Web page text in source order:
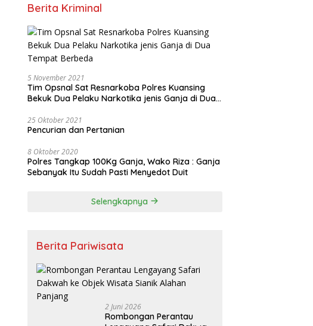
Berita Kriminal
5 November 2021
Tim Opsnal Sat Resnarkoba Polres Kuansing
Bekuk Dua Pelaku Narkotika jenis Ganja di Dua
25 Oktober 2021
Pencurian dan Pertanian
8 Oktober 2020
Polres Tangkap 100Kg Ganja, Wako Riza : Ganja
Sebanyak Itu Sudah Pasti Menyedot Duit
Selengkapnya
Berita Pariwisata
2 Juni 2026
Rombongan Perantau